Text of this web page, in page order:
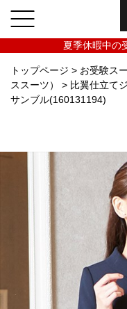
夏季休暇中の
トップページ > お受験ス
ススーツ）
> 比翼仕立て
サンブル(160131194)